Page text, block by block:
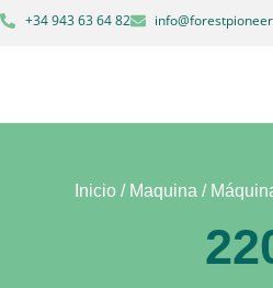
+34 943 63 64 82
Inicio / Maquina /